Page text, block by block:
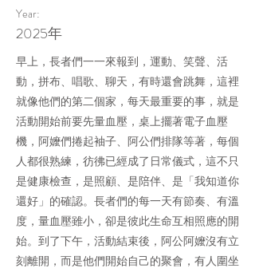
Year:
2025年
早上，長者們一一來報到，運動、笑聲、活
動，拼布、唱歌、聊天，有時還會跳舞，這裡
就像他們的第二個家，每天最重要的事，就是
活動開始前要先量血壓，桌上擺著電子血壓
機，阿嬤們捲起袖子、阿公們排隊等著，每個
人都很熟練，彷彿已經成了日常儀式，這不只
是健康檢查，是照顧、是陪伴、是「我知道你
還好」的確認。長者們的每一天有節奏、有溫
度，量血壓雖小，卻是彼此生命互相照應的開
始。到了下午，活動結束後，阿公阿嬤沒有立
刻離開，而是他們開始自己的聚會，有人圍坐